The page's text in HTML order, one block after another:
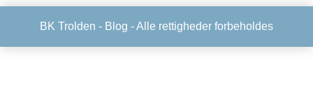
BK Trolden - Blog - Alle rettigheder forbeholdes